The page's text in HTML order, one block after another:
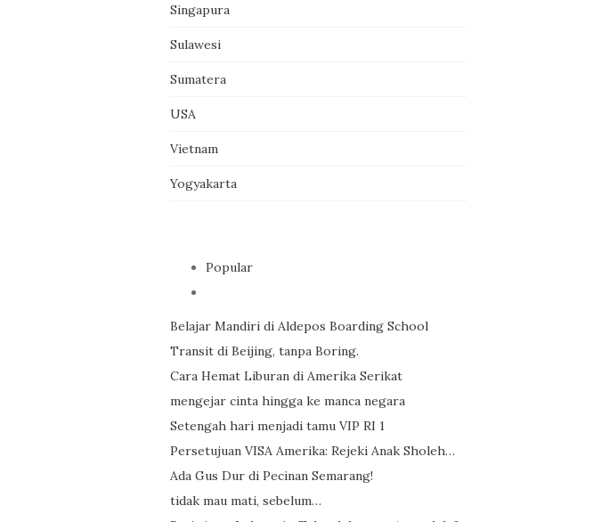
Singapura
Sulawesi
Sumatera
USA
Vietnam
Yogyakarta
Popular
Belajar Mandiri di Aldepos Boarding School
Transit di Beijing, tanpa Boring.
Cara Hemat Liburan di Amerika Serikat
mengejar cinta hingga ke manca negara
Setengah hari menjadi tamu VIP RI 1
Persetujuan VISA Amerika: Rejeki Anak Sholeh…
Ada Gus Dur di Pecinan Semarang!
tidak mau mati, sebelum…